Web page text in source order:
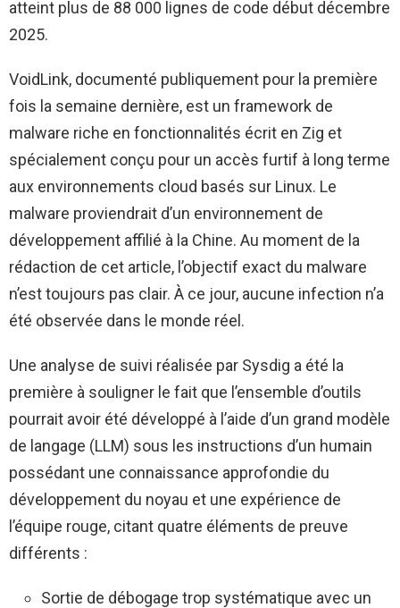
atteint plus de 88 000 lignes de code début décembre
2025.
VoidLink, documenté publiquement pour la première
fois la semaine dernière, est un framework de
malware riche en fonctionnalités écrit en Zig et
spécialement conçu pour un accès furtif à long terme
aux environnements cloud basés sur Linux. Le
malware proviendrait d’un environnement de
développement affilié à la Chine. Au moment de la
rédaction de cet article, l’objectif exact du malware
n’est toujours pas clair. À ce jour, aucune infection n’a
été observée dans le monde réel.
Une analyse de suivi réalisée par Sysdig a été la
première à souligner le fait que l’ensemble d’outils
pourrait avoir été développé à l’aide d’un grand modèle
de langage (LLM) sous les instructions d’un humain
possédant une connaissance approfondie du
développement du noyau et une expérience de
l’équipe rouge, citant quatre éléments de preuve
différents :
Sortie de débogage trop systématique avec un